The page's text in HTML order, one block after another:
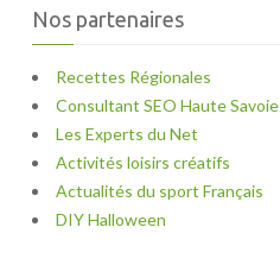
Nos partenaires
Recettes Régionales
Consultant SEO Haute Savoie
Les Experts du Net
Activités loisirs créatifs
Actualités du sport Français
DIY Halloween